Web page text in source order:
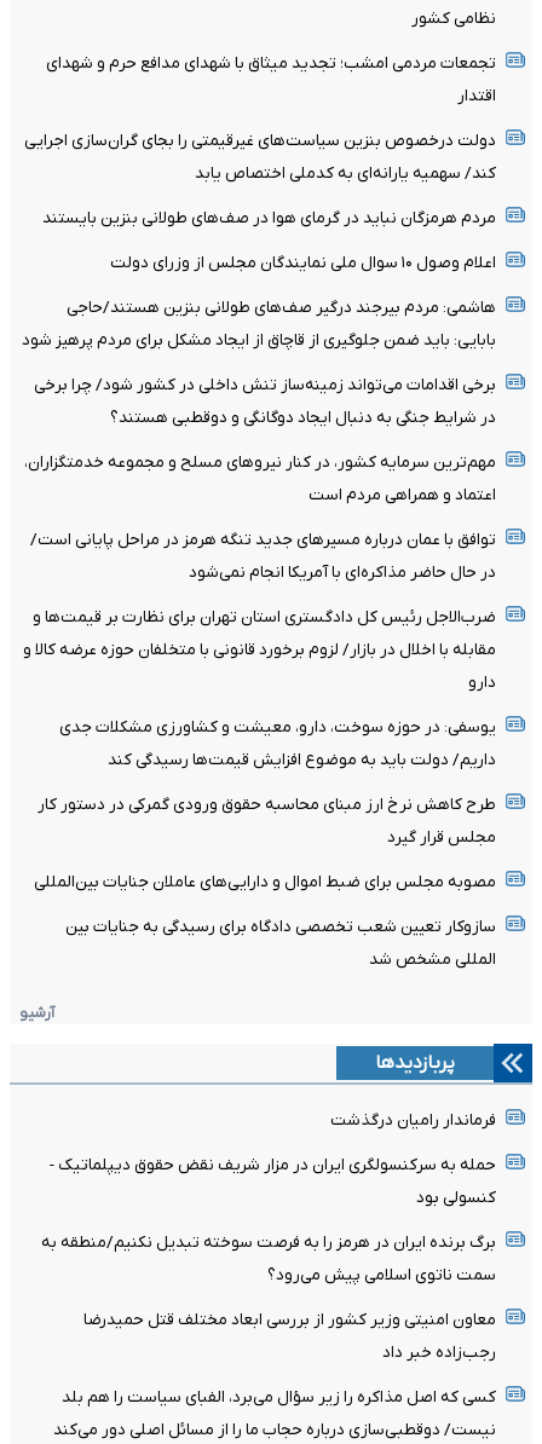
نظامی کشور
تجمعات مردمی امشب؛ تجدید میثاق با شهدای مدافع حرم و شهدای
اقتدار
دولت درخصوص بنزین سیاست‌های غیرقیمتی را بجای گران‌سازی اجرایی
کند/ سهمیه یارانه‌ای به کدملی اختصاص یابد
مردم هرمزگان نباید در گرمای هوا در صف‌های طولانی بنزین بایستند
اعلام وصول ۱۰ سوال ملی نمایندگان مجلس از وزرای دولت
هاشمی: مردم بیرجند درگیر صف‌های طولانی بنزین هستند/حاجی
بابایی: باید ضمن جلوگیری از قاچاق از ایجاد مشکل برای مردم پرهیز شود
برخی اقدامات می‌تواند زمینه‌ساز تنش داخلی در کشور شود/ چرا برخی
در شرایط جنگی به دنبال ایجاد دوگانگی و دوقطبی هستند؟
مهم‌ترین سرمایه کشور، در کنار نیروهای مسلح و مجموعه خدمتگزاران،
اعتماد و همراهی مردم است
توافق با عمان درباره مسیرهای جدید تنگه هرمز در مراحل پایانی است/
در حال حاضر مذاکره‌ای با آمریکا انجام نمی‌شود
ضرب‌الاجل رئیس کل دادگستری استان تهران برای نظارت بر قیمت‌ها و
مقابله با اخلال در بازار/ لزوم برخورد قانونی با متخلفان حوزه عرضه کالا و
دارو
یوسفی: در حوزه سوخت، دارو، معیشت و کشاورزی مشکلات جدی
داریم/ دولت باید به موضوع افزایش قیمت‌ها رسیدگی کند
طرح کاهش نرخ ارز مبنای محاسبه حقوق ورودی گمرکی در دستور کار
مجلس قرار گیرد
مصوبه مجلس برای ضبط اموال و دارایی‌های عاملان جنایات بین‌المللی
سازوکار تعیین شعب تخصصی دادگاه برای رسیدگی به جنایات بین
المللی مشخص شد
آرشیو
پربازدیدها
فرماندار رامیان درگذشت
حمله به سرکنسولگری ایران در مزار شریف نقض حقوق دیپلماتیک -
کنسولی بود
برگ برنده ایران در هرمز را به فرصت سوخته تبدیل نکنیم/منطقه به
سمت ناتوی اسلامی پیش می‌رود؟
معاون امنیتی وزیر کشور از بررسی ابعاد مختلف قتل حمیدرضا
رجب‌زاده خبر داد
کسی که اصل مذاکره را زیر سؤال می‌برد، الفبای سیاست را هم بلد
نیست/ دوقطبی‌سازی درباره حجاب ما را از مسائل اصلی دور می‌کند